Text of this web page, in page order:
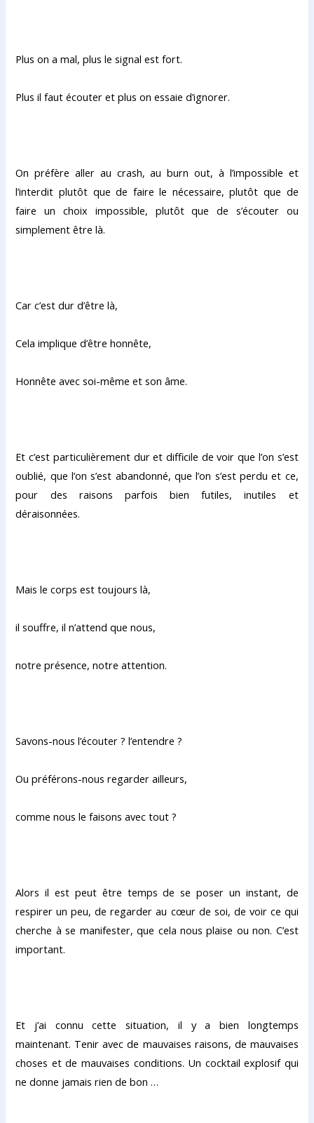
Plus on a mal, plus le signal est fort.
Plus il faut écouter et plus on essaie d’ignorer.
On préfère aller au crash, au burn out, à l’impossible et
l’interdit plutôt que de faire le nécessaire, plutôt que de
faire un choix impossible, plutôt que de s’écouter ou
simplement être là.
Car c’est dur d’être là,
Cela implique d’être honnête,
Honnête avec soi-même et son âme.
Et c’est particulièrement dur et difficile de voir que l’on s’est
oublié, que l’on s’est abandonné, que l’on s’est perdu et ce,
pour des raisons parfois bien futiles, inutiles et
déraisonnées.
Mais le corps est toujours là,
il souffre, il n’attend que nous,
notre présence, notre attention.
Savons-nous l’écouter ? l’entendre ?
Ou préférons-nous regarder ailleurs,
comme nous le faisons avec tout ?
Alors il est peut être temps de se poser un instant, de
respirer un peu, de regarder au cœur de soi, de voir ce qui
cherche à se manifester, que cela nous plaise ou non. C’est
important.
Et j’ai connu cette situation, il y a bien longtemps
maintenant. Tenir avec de mauvaises raisons, de mauvaises
choses et de mauvaises conditions. Un cocktail explosif qui
ne donne jamais rien de bon …